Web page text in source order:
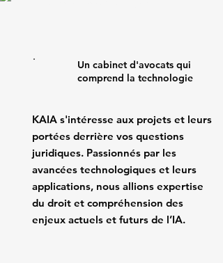
Un cabinet d'avocats qui
comprend la technologie
KAIA s'intéresse aux projets et leurs
portées derrière vos questions
juridiques. Passionnés par les
avancées technologiques et leurs
applications, nous allions expertise
du droit et compréhension des
enjeux actuels et futurs de l’IA.